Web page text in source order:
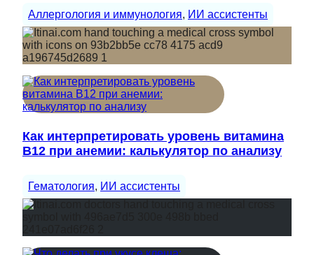
Аллергология и иммунология, ИИ ассистенты
Как интерпретировать уровень витамина
B12 при анемии: калькулятор по анализу
Гематология, ИИ ассистенты